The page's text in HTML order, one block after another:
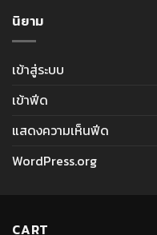
นิยาม
เข้าสู่ระบบ
เข้าฟีด
แสดงความเห็นฟีด
WordPress.org
CART